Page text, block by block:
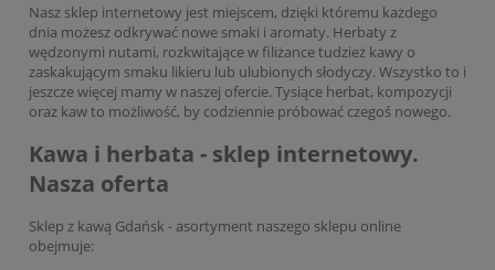
Nasz sklep internetowy jest miejscem, dzięki któremu każdego
dnia możesz odkrywać nowe smaki i aromaty. Herbaty z
wędzonymi nutami, rozkwitające w filiżance tudzież kawy o
zaskakującym smaku likieru lub ulubionych słodyczy. Wszystko to i
jeszcze więcej mamy w naszej ofercie. Tysiące herbat, kompozycji
oraz kaw to możliwość, by codziennie próbować czegoś nowego.
Kawa i herbata - sklep internetowy.
Nasza oferta
Sklep z kawą Gdańsk - asortyment naszego sklepu online
obejmuje: